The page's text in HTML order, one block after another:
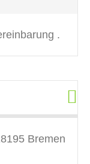
.
Bremen